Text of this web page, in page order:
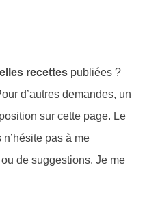
recettes publiées ?
d’autres demandes, un
sur cette page. Le
n’hésite pas à me
de suggestions. Je me